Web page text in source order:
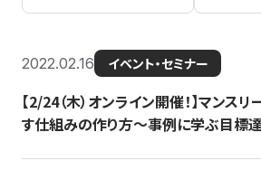
2022.02.16 イベント・セミナー
【2/24（木）オンライン開催！】マンス
す仕組みの作り方〜事例に学ぶ目標